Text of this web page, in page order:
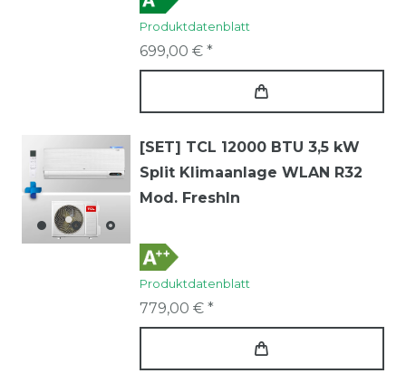
Produktdatenblatt
699,00 € *
[SET] TCL 12000 BTU 3,5 kW
Split Klimaanlage WLAN R32
Mod. FreshIn
Produktdatenblatt
779,00 € *